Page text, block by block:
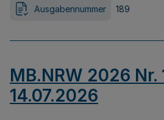
Ausgabennummer 189
MB.NRW 2026 Nr.
14.07.2026